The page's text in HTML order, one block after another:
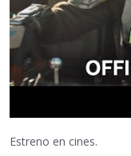
Estreno en cines.